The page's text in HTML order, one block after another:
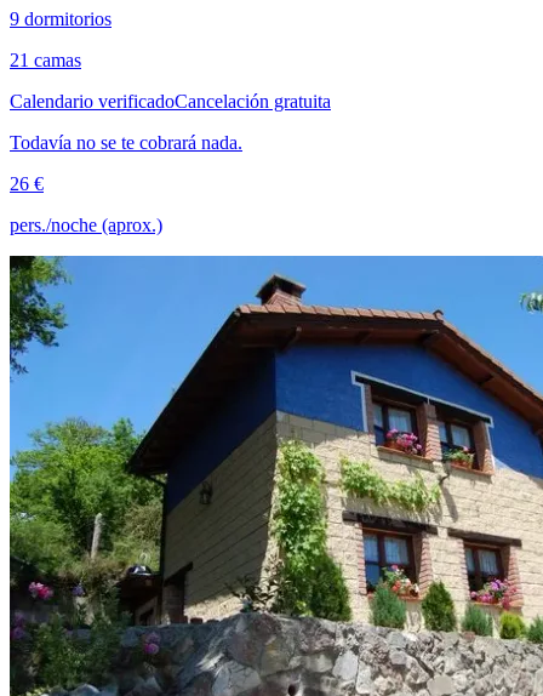
9 dormitorios
21 camas
Calendario verificadoCancelación gratuita
Todavía no se te cobrará nada.
26 €
pers./noche (aprox.)